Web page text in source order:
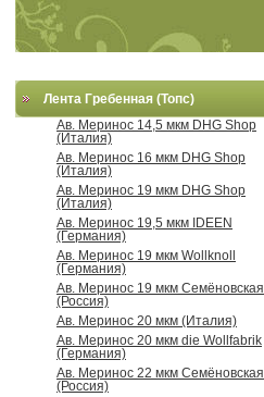
Лента Гребенная (Топс)
Ав. Меринос 14,5 мкм DHG Shop
(Италия)
Ав. Меринос 16 мкм DHG Shop
(Италия)
Ав. Меринос 19 мкм DHG Shop
(Италия)
Ав. Меринос 19,5 мкм IDEEN
(Германия)
Ав. Меринос 19 мкм Wollknoll
(Германия)
Ав. Меринос 19 мкм Семёновская
(Россия)
Ав. Меринос 20 мкм (Италия)
Ав. Меринос 20 мкм die Wollfabrik
(Германия)
Ав. Меринос 22 мкм Семёновская
(Россия)